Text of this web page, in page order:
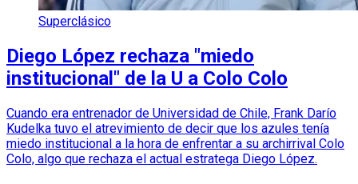
Superclásico
Diego López rechaza "miedo
institucional" de la U a Colo Colo
Cuando era entrenador de Universidad de Chile, Frank Darío
Kudelka tuvo el atrevimiento de decir que los azules tenía
miedo institucional a la hora de enfrentar a su archirrival Colo
Colo, algo que rechaza el actual estratega Diego López.